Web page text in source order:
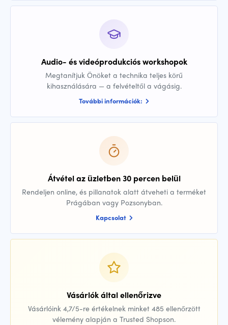
Audio- és videóprodukciós workshopok
Megtanítjuk Önöket a technika teljes körű
kihasználására — a felvételtől a vágásig.
További információk:
Átvétel az üzletben 30 percen belül
Rendeljen online, és pillanatok alatt átveheti a terméket
Prágában vagy Pozsonyban.
Kapcsolat
Vásárlók által ellenőrizve
Vásárlóink 4,7/5-re értékelnek minket 485 ellenőrzött
vélemény alapján a Trusted Shopson.